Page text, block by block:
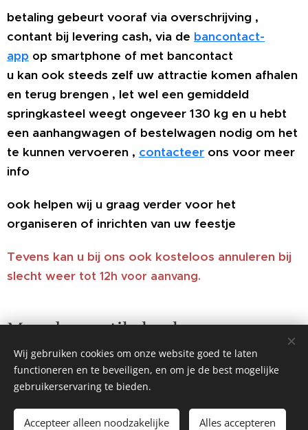
betaling gebeurt vooraf via overschrijving ,
contant bij levering cash, via de bancontact-
app op smartphone of met bancontact
u kan ook steeds zelf uw attractie komen afhalen
en terug brengen , let wel een gemiddeld
springkasteel weegt ongeveer 130 kg en u hebt
een aanhangwagen of bestelwagen nodig om het
te kunnen vervoeren , contacteer ons voor meer
info
ook helpen wij u graag verder voor het
organiseren of inrichten van uw feestje
Tevens kan u bij ons ook kosteloos annuleren bij
slecht weer tot 12h voor aanvang.
Meerdere artikelen huren op
dezelfde dag en plaats ??
contacteer ons vrijblijvend voor
een offerte
Wij gebruiken cookies om onze website goed te laten
functioneren en te beveiligen, en om je de best mogelijke
gebruikerservaring te bieden.
Accepteer alleen noodzakelijke Alles accepteren